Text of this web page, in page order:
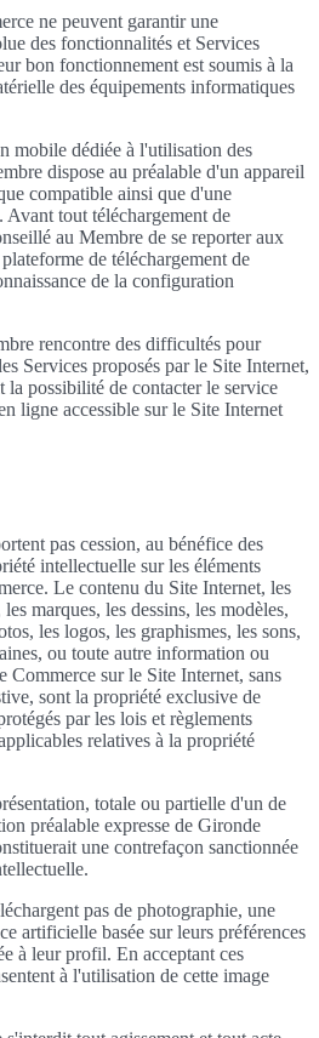
ne peuvent garantir une
des fonctionnalités et Services
bon fonctionnement est soumis à la
des équipements informatiques
mobile dédiée à l'utilisation des
dispose au préalable d'un appareil
compatible ainsi que d'une
tout téléchargement de
au Membre de se reporter aux
de téléchargement de
de la configuration
rencontre des difficultés pour
Services proposés par le Site Internet,
possibilité de contacter le service
ligne accessible sur le Site Internet
pas cession, au bénéfice des
intellectuelle sur les éléments
Le contenu du Site Internet, les
marques, les dessins, les modèles,
les logos, les graphismes, les sons,
ou toute autre information ou
Commerce sur le Site Internet, sans
sont la propriété exclusive de
par les lois et règlements
relatives à la propriété
totale ou partielle d'un de
préalable expresse de Gironde
une contrefaçon sanctionnée
pas de photographie, une
artificielle basée sur leurs préférences
à leur profil. En acceptant ces
à l'utilisation de cette image